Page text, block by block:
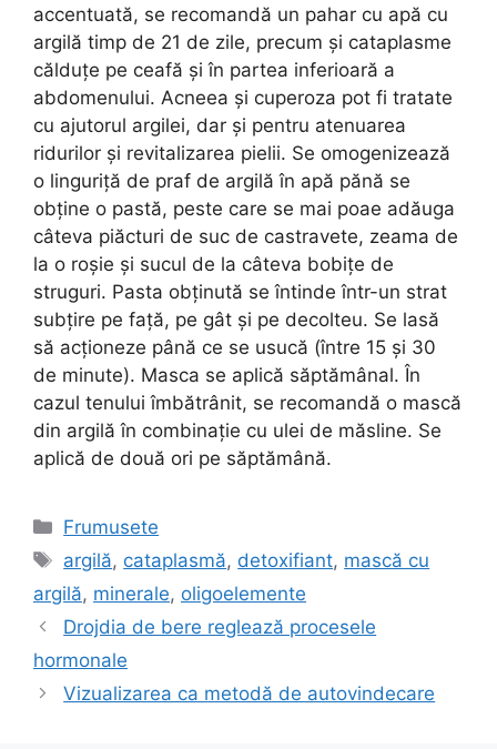
accentuată, se recomandă un pahar cu apă cu
argilă timp de 21 de zile, precum și cataplasme
călduţe pe ceafă şi în partea inferioară a
abdomenului. Acneea şi cuperoza pot fi tratate
cu ajutorul argilei, dar și pentru atenuarea
ridurilor și revitalizarea pielii. Se omogenizează
o linguriță de praf de argilă în apă pănă se
obține o pastă, peste care se mai poae adăuga
câteva piăcturi de suc de castravete, zeama de
la o roşie şi sucul de la câteva bobiţe de
struguri. Pasta obţinută se întinde într-un strat
subţire pe faţă, pe gât şi pe decolteu. Se lasă
să acţioneze până ce se usucă (între 15 şi 30
de minute). Masca se aplică săptămânal. În
cazul tenului îmbătrânit, se recomandă o mască
din argilă în combinaţie cu ulei de măsline. Se
aplică de două ori pe săptămână.
Categorii
Frumusete
Etichete
argilă, cataplasmă, detoxifiant, mască cu
argilă, minerale, oligoelemente
Drojdia de bere reglează procesele
hormonale
Vizualizarea ca metodă de autovindecare